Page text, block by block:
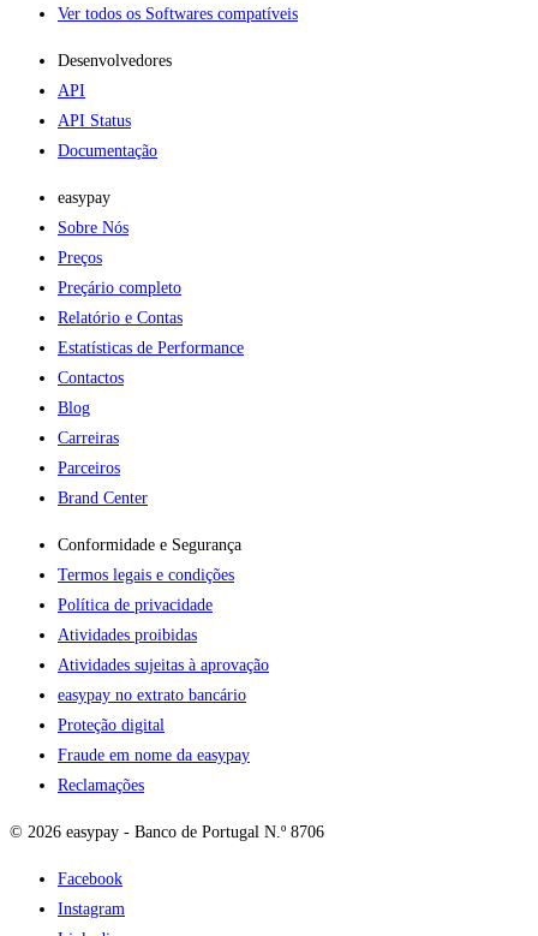
Ver todos os Softwares compatíveis
Desenvolvedores
API
API Status
Documentação
easypay
Sobre Nós
Preços
Preçário completo
Relatório e Contas
Estatísticas de Performance
Contactos
Blog
Carreiras
Parceiros
Brand Center
Conformidade e Segurança
Termos legais e condições
Política de privacidade
Atividades proibidas
Atividades sujeitas à aprovação
easypay no extrato bancário
Proteção digital
Fraude em nome da easypay
Reclamações
© 2026 easypay - Banco de Portugal N.º 8706
Facebook
Instagram